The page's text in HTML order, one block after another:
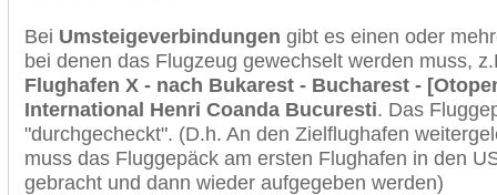
Bei Umsteigeverbindungen gibt es einen oder
bei denen das Flugzeug gewechselt werden muss,
Flughafen X - nach Bukarest - Bucharest -
International Henri Coanda Bucuresti. Das
"durchgecheckt". (D.h. An den Zielflughafen
muss das Fluggepäck am ersten Flughafen in den
gebracht und dann wieder aufgegeben werden)